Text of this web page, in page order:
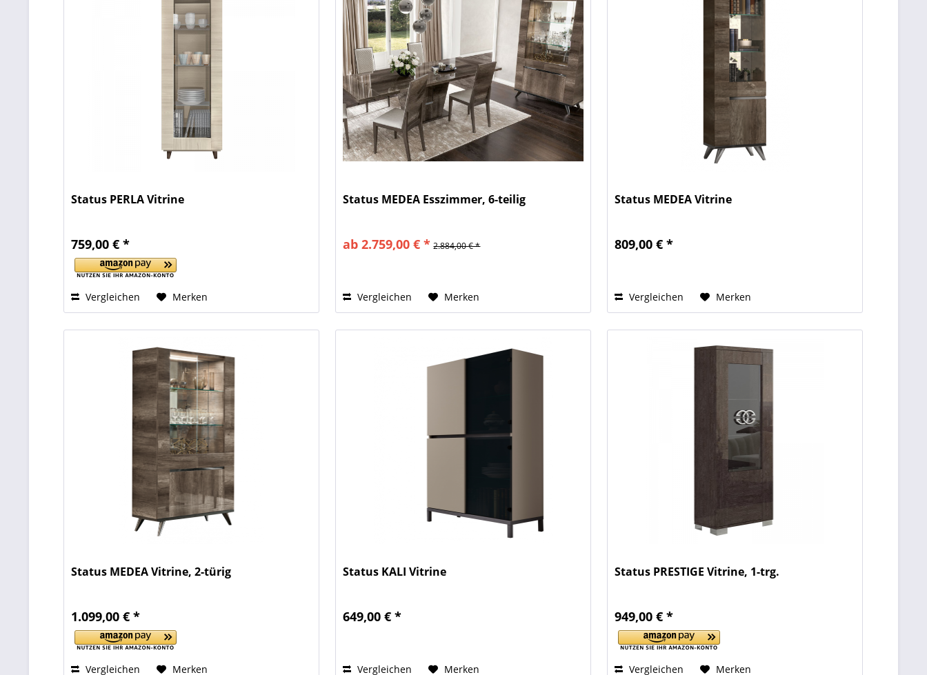
Status PERLA Vitrine
759,00 € *
Vergleichen Merken
Status MEDEA Esszimmer, 6-teilig
ab 2.759,00 € * 2.884,00 € *
Vergleichen Merken
Status MEDEA Vitrine
809,00 € *
Vergleichen Merken
Status MEDEA Vitrine, 2-türig
1.099,00 € *
Vergleichen Merken
Status KALI Vitrine
649,00 € *
Vergleichen Merken
Status PRESTIGE Vitrine, 1-trg.
949,00 € *
Vergleichen Merken